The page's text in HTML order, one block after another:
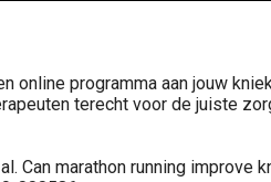
online programma aan jouw
terecht voor de juiste
Can marathon running